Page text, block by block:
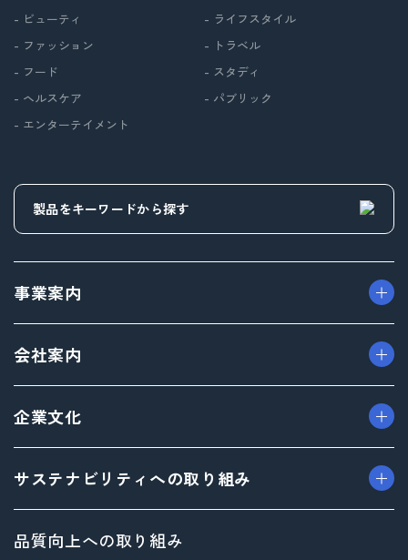
- ビューティ
- ファッション
- フード
- ヘルスケア
- エンターテイメント
- ライフスタイル
- トラベル
- スタディ
- パブリック
事業案内
> プロダクト事業
> デザイン事業
> マテリアル事業
> ブランド事業
会社案内
> フィロソフィ
> 企業概要
> 沿革
> 方針
企業文化
> 社内イベント・研修・福利厚生
サステナビリティへの取り組み
サステナビリティ基本方針
品質向上への取り組み